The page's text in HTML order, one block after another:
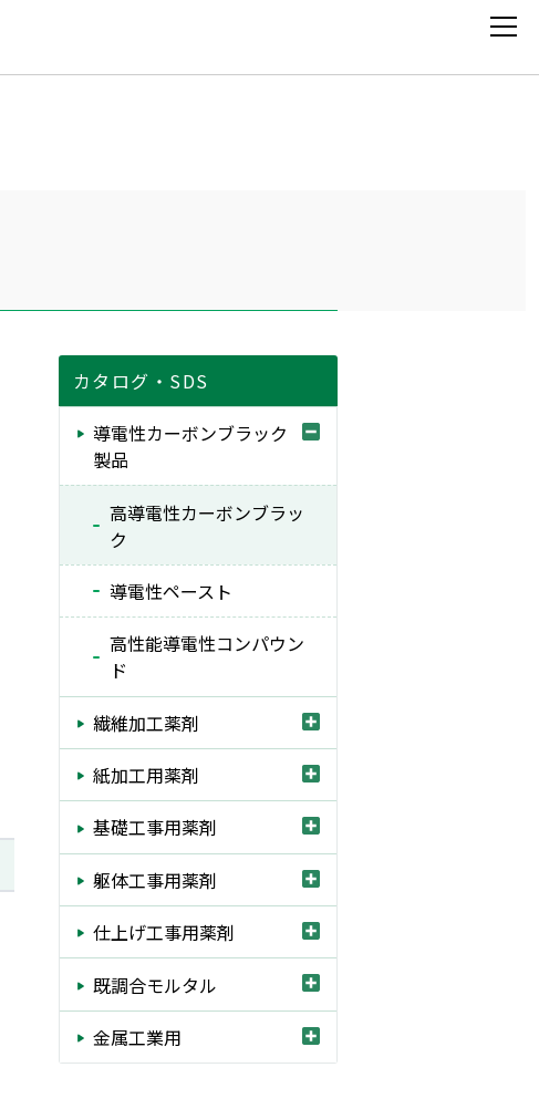
構造別製品
カタログ・SDS
採用情報
English
カタログ・SDS
導電性カーボンブラック
製品
高導電性カーボンブラッ
ク
導電性ペースト
高性能導電性コンパウン
ド
繊維加工薬剤
紙加工用薬剤
基礎工事用薬剤
躯体工事用薬剤
仕上げ工事用薬剤
既調合モルタル
金属工業用